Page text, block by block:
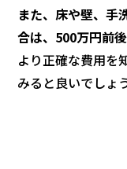
また、床や壁、手
合は、500万円前
より正確な費用を
みると良いでしょう